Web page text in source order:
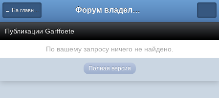
← На главную Форум владельцев интернет-магазинов
Публикации Garffoete
По вашему запросу ничего не найдено.
Полная версия